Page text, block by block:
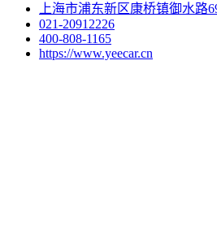
上海市浦东新区康桥镇御水路
021-20912226
400-808-1165
https://www.yeecar.cn